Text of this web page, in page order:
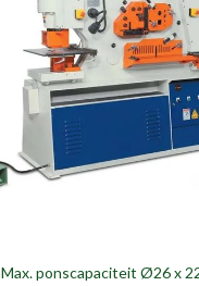
Max. ponscapaciteit Ø26 x